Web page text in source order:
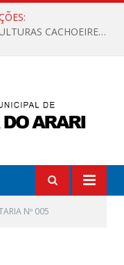
A VALORIZAÇÃO DAS HISTÓRIAS E CULTURAS CACHOEIRENSES
Nº 005